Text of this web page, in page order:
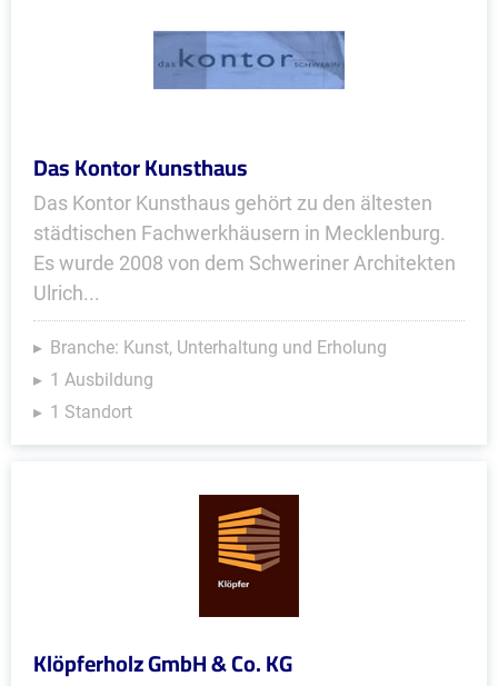
Das Kontor Kunsthaus
Das Kontor Kunsthaus gehört zu den ältesten
städtischen Fachwerkhäusern in Mecklenburg.
Es wurde 2008 von dem Schweriner Architekten
Ulrich...
Branche: Kunst, Unterhaltung und Erholung
1 Ausbildung
1 Standort
Klöpferholz GmbH & Co. KG